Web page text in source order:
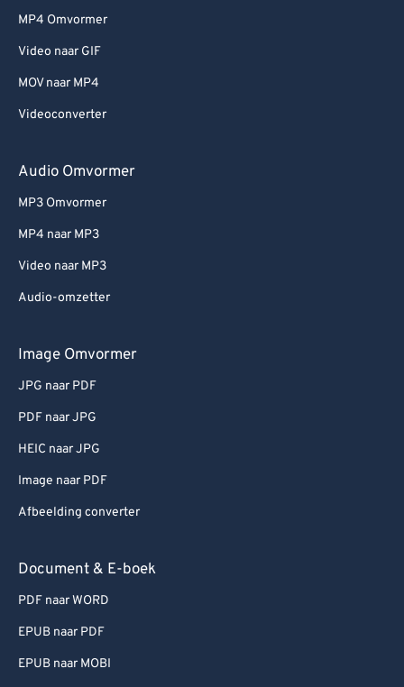
MP4 Omvormer
Video naar GIF
MOV naar MP4
Videoconverter
Audio Omvormer
MP3 Omvormer
MP4 naar MP3
Video naar MP3
Audio-omzetter
Image Omvormer
JPG naar PDF
PDF naar JPG
HEIC naar JPG
Image naar PDF
Afbeelding converter
Document & E-boek
PDF naar WORD
EPUB naar PDF
EPUB naar MOBI